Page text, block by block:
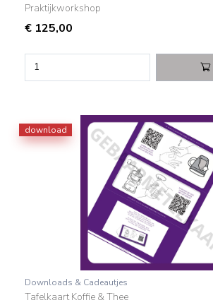
Praktijkworkshop
€ 125,00
download
Downloads & Cadeautjes
Tafelkaart Koffie & Thee